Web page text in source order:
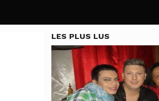
LES PLUS LUS